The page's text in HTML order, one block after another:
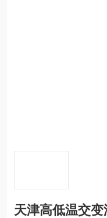
天津高低温交